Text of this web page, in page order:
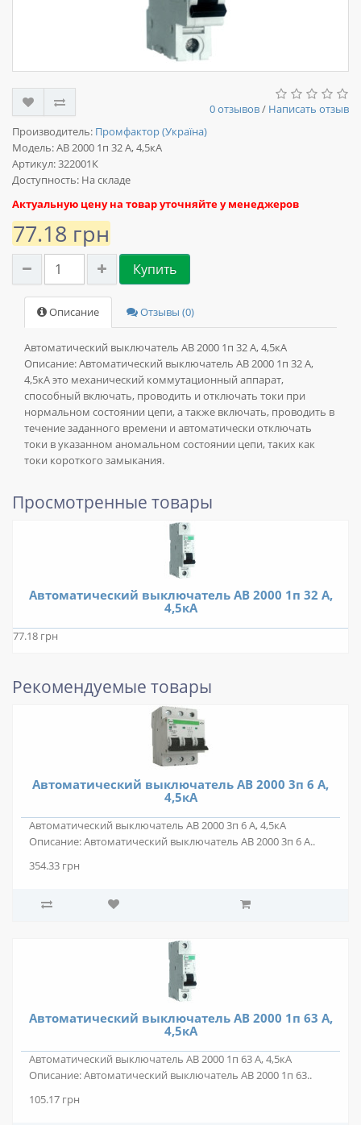
0 отзывов/ Написать отзыв
Производитель: Промфактор (Україна)
Модель:АВ 2000 1п 32 А, 4,5кА
Артикул: 322001К
Доступность: На складе
Актуальную цену на товар уточняйте у менеджеров
77.18 грн
Купить
Описание Отзывы (0)
Автоматический выключатель АВ 2000 1п 32 А, 4,5кА
Описание:Автоматический выключатель АВ 2000 1п 32 А,
4,5кА это механический коммутационный аппарат,
способный включать, проводить и отключать токи при
нормальном состоянии цепи, а также включать, проводить в
течение заданного времени и автоматически отключать
токи в указанном аномальном состоянии цепи, таких как
токи короткого замыкания.
Просмотренные товары
Автоматический выключатель АВ 2000 1п 32 А,
4,5кА
77.18 грн
Рекомендуемые товары
Автоматический выключатель АВ 2000 3п 6 А,
4,5кА
Автоматический выключатель АВ 2000 3п 6 А, 4,5кА
Описание: Автоматический выключатель АВ 2000 3п 6 А..
354.33 грн
Автоматический выключатель АВ 2000 1п 63 А,
4,5кА
Автоматический выключатель АВ 2000 1п 63 А, 4,5кА
Описание: Автоматический выключатель АВ 2000 1п 63..
105.17 грн